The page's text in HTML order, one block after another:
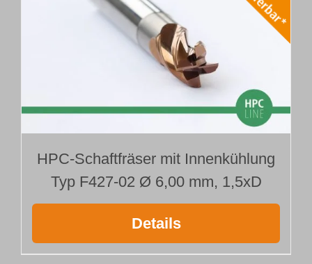
HPC-Schaftfräser mit Innenkühlung
Typ F427-02 Ø 6,00 mm, 1,5xD
Details